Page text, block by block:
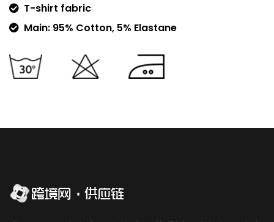
T-shirt fabric
Main: 95% Cotton, 5% Elastane